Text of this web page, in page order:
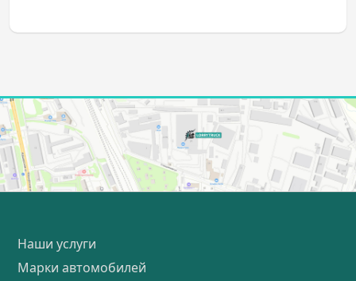
Наши услуги
Марки автомобилей